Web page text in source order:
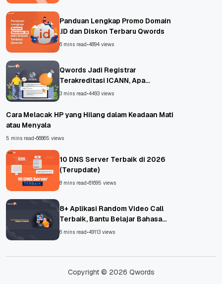
Panduan Lengkap Promo Domain
.ID dan Diskon Terbaru Qwords
6 mins read•4894 views
Qwords Jadi Registrar
Terakreditasi ICANN, Apa
Untungnya?
3 mins read•4493 views
Cara Melacak HP yang Hilang dalam Keadaan Mati
atau Menyala
5 mins read•66865 views
10 DNS Server Terbaik di 2026
(Terupdate)
8 mins read•61695 views
8+ Aplikasi Random Video Call
Terbaik, Bantu Belajar Bahasa
Asing!
6 mins read•49113 views
Copyright © 2026 Qwords